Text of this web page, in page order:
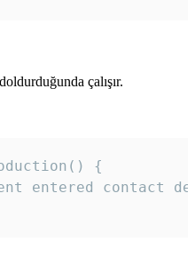
çalışır.
{
entered contact